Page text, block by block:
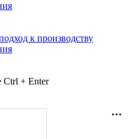
к производству
+ Enter